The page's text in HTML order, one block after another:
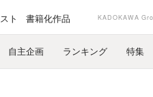
ト 書籍化作品 KADOKAWA
自主企画 ランキング 特集